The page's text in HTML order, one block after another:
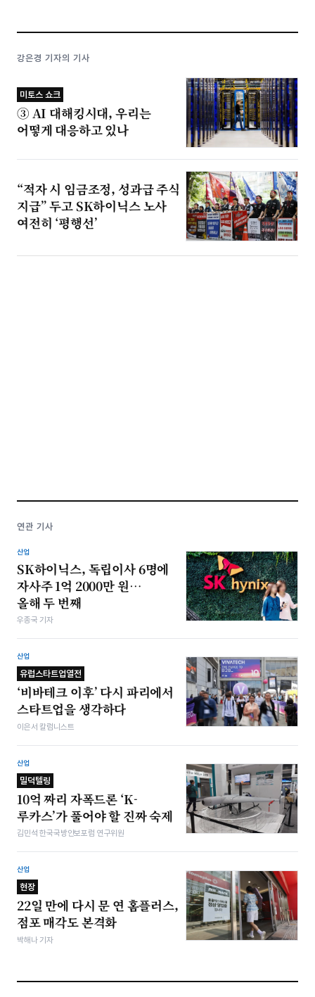
강은경 기자의 기사
미토스 쇼크
③ AI 대해킹시대, 우리는
어떻게 대응하고 있나
“적자 시 임금조정, 성과급 주식
지급” 두고 SK하이닉스 노사
여전히 ‘평행선’
연관 기사
산업
SK하이닉스, 독립이사 6명에
자사주 1억 2000만 원…
올해 두 번째
우종국 기자
산업
유럽스타트업열전
‘비바테크 이후’ 다시 파리에서
스타트업을 생각하다
이은서 칼럼니스트
산업
밀덕텔링
10억 짜리 자폭드론 ‘K-
루카스’가 풀어야 할 진짜 숙제
김민석 한국국방안보포럼 연구위원
산업
현장
22일 만에 다시 문 연 홈플러스,
점포 매각도 본격화
박해나 기자